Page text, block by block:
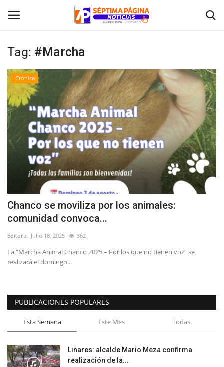
Inicio
Crónica
Policial
Tribunales
Deporte
Política
Espectáculos
Tag: #Marcha
Crónica
Chanco se moviliza por los animales:
comunidad convoca...
Editora Julio 18, 2025 362
La “Marcha Animal Chanco 2025 – Por los que no tienen voz” se
realizará el domingo...
PUBLICACIONES POPULARES
Esta Semana Este Mes Todas
Linares: alcalde Mario Meza confirma
realización de la...